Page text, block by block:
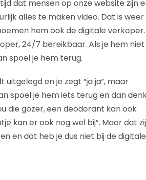
dat mensen op onze website zijn
alles te maken video. Dat is weer
hem ook de digitale verkoper.
24/7 bereikbaar. Als je hem niet
spoel je hem terug.
en je zegt “ja ja”, maar
spoel je hem iets terug en dan
die gozer, een deodorant kan ook
kan er ook nog wel bij”. Maar dat
en dat heb je dus niet bij de digitale